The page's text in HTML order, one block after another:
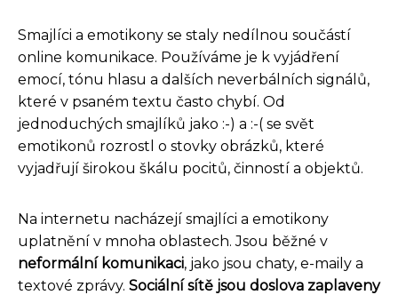
Smajlíci a emotikony se staly nedílnou součástí
online komunikace. Používáme je k vyjádření
emocí, tónu hlasu a dalších neverbálních signálů,
které v psaném textu často chybí. Od
jednoduchých smajlíků jako :-) a :-( se svět
emotikonů rozrostl o stovky obrázků, které
vyjadřují širokou škálu pocitů, činností a objektů.
Na internetu nacházejí smajlíci a emotikony
uplatnění v mnoha oblastech. Jsou běžné v
neformální komunikaci, jako jsou chaty, e-maily a
textové zprávy. Sociální sítě jsou doslova zaplaveny